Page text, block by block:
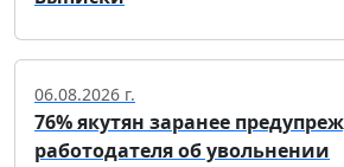
06.08.2026 г.
76% якутян заранее
работодателя об увольнении